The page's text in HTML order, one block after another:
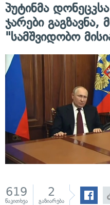
პუტინმა
ჯარები გაგზავნა,
"სამშვიდობო
619
წაკითხვა
2
გაზიარება